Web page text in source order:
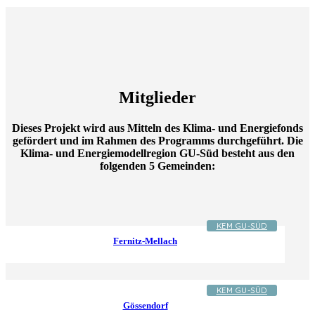
Mitglieder
Dieses Projekt wird aus Mitteln des Klima- und Energiefonds
gefördert und im Rahmen des Programms durchgeführt. Die
Klima- und Energiemodellregion GU-Süd besteht aus den
folgenden 5 Gemeinden:
KEM GU-SÜD
Fernitz-Mellach
KEM GU-SÜD
Gössendorf